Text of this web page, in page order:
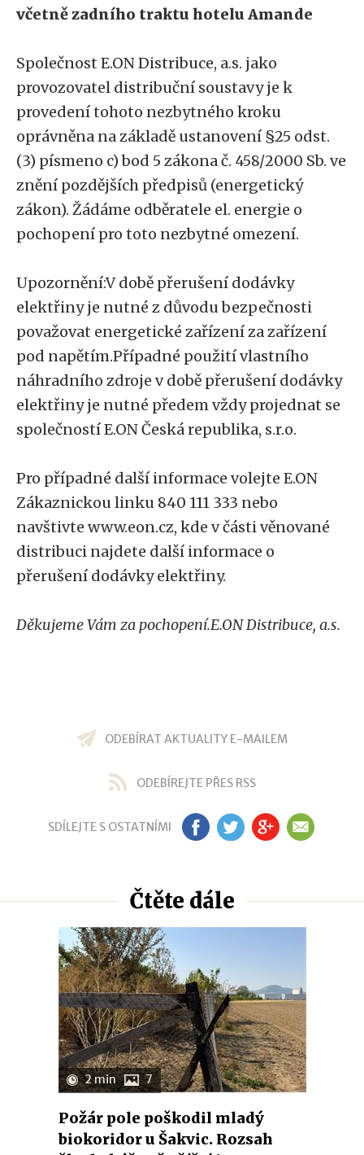
včetně zadního traktu hotelu Amande
Společnost E.ON Distribuce, a.s. jako
provozovatel distribuční soustavy je k
provedení tohoto nezbytného kroku
oprávněna na základě ustanovení §25 odst.
(3) písmeno c) bod 5 zákona č. 458/2000 Sb. ve
znění pozdějších předpisů (energetický
zákon). Žádáme odběratele el. energie o
pochopení pro toto nezbytné omezení.
Upozornění:V době přerušení dodávky
elektřiny je nutné z důvodu bezpečnosti
považovat energetické zařízení za zařízení
pod napětím.Případné použití vlastního
náhradního zdroje v době přerušení dodávky
elektřiny je nutné předem vždy projednat se
společností E.ON Česká republika, s.r.o.
Pro případné další informace volejte E.ON
Zákaznickou linku 840 111 333 nebo
navštivte www.eon.cz, kde v části věnované
distribuci najdete další informace o
přerušení dodávky elektřiny.
Děkujeme Vám za pochopení.E.ON Distribuce, a.s.
ODEBÍRAT AKTUALITY E-MAILEM
ODEBÍREJTE PŘES RSS
SDÍLEJTE S OSTATNÍMI FB TW GP EM
Čtěte dále
2 min 7
Požár pole poškodil mladý
biokoridor u Šakvic. Rozsah